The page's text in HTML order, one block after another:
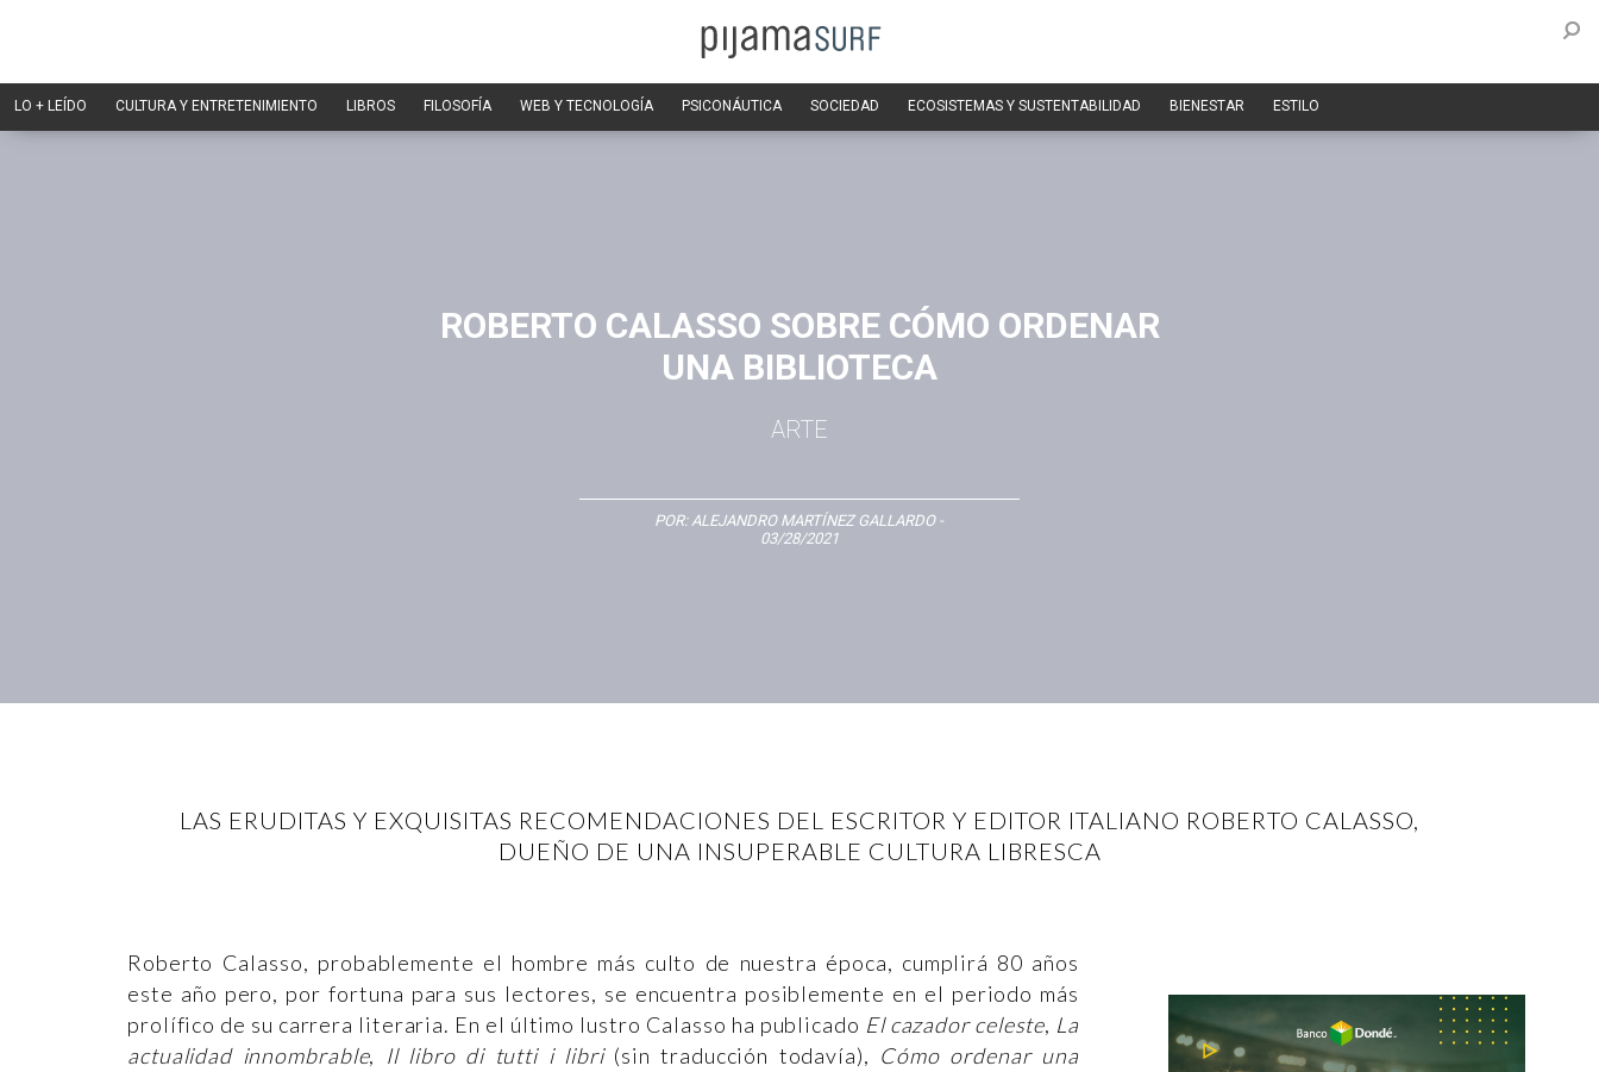
LO + LEÍDO CULTURA Y ENTRETENIMIENTO LIBROS FILOSOFÍA WEB Y TECNOLOGÍA PSICONÁUTICA SOCIEDAD ECOSISTEMAS Y SUSTENTABILIDAD BIENESTAR ESTILO
ROBERTO CALASSO SOBRE CÓMO ORDENAR
UNA BIBLIOTECA
ARTE
POR: ALEJANDRO MARTÍNEZ GALLARDO-
03/28/2021
LAS ERUDITAS Y EXQUISITAS RECOMENDACIONES DEL ESCRITOR Y EDITOR ITALIANO ROBERTO CALASSO,
DUEÑO DE UNA INSUPERABLE CULTURA LIBRESCA
Roberto Calasso, probablemente el hombre más culto de nuestra época, cumplirá 80 años
este año pero, por fortuna para sus lectores, se encuentra posiblemente en el periodo más
prolífico de su carrera literaria. En el último lustro Calasso ha publicado El cazador celeste, La
actualidad innombrable, Il libro di tutti i libri(sin traducción todavía), Cómo ordenar una